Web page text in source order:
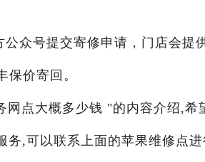
众号提交寄修申请，门店会提
价寄回。
点大概多少钱 "的内容介绍,希
务,可以联系上面的苹果维修点